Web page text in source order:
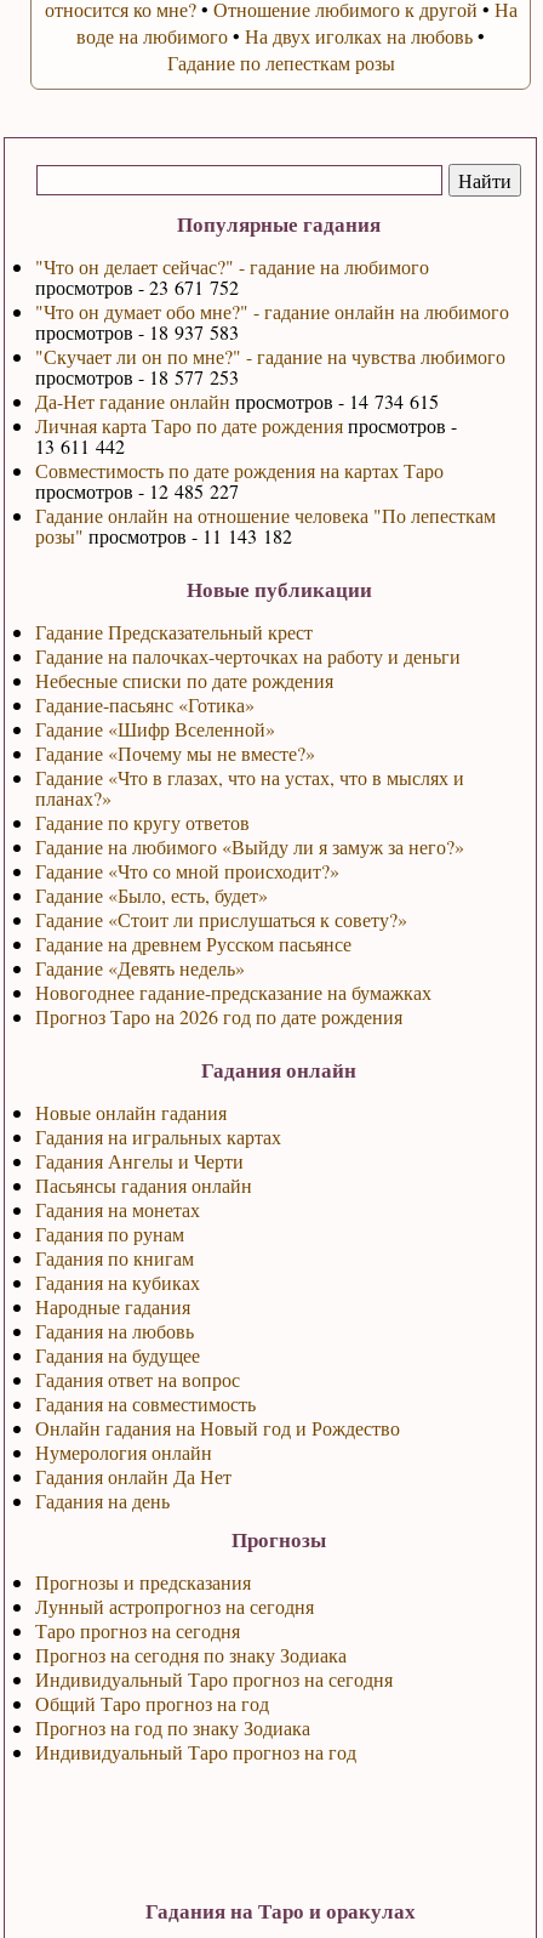
Популярные гадания
"Что он делает сейчас?" - гадание на любимого
просмотров - 23 671 752
"Что он думает обо мне?" - гадание онлайн на любимого
просмотров - 18 937 583
"Скучает ли он по мне?" - гадание на чувства любимого
просмотров - 18 577 253
Да-Нет гадание онлайн просмотров - 14 734 615
Личная карта Таро по дате рожденияпросмотров -
13 611 442
Совместимость по дате рождения на картах Таро
просмотров - 12 485 227
Гадание онлайн на отношение человека "По лепесткам
розы" просмотров - 11 143 182
Новые публикации
Гадание Предсказательный крест
Гадание на палочках-черточках на работу и деньги
Небесные списки по дате рождения
Гадание-пасьянс «Готика»
Гадание «Шифр Вселенной»
Гадание «Почему мы не вместе?»
Гадание «Что в глазах, что на устах, что в мыслях и
планах?»
Гадание по кругу ответов
Гадание на любимого «Выйду ли я замуж за него?»
Гадание «Что со мной происходит?»
Гадание «Было, есть, будет»
Гадание «Стоит ли прислушаться к совету?»
Гадание на древнем Русском пасьянсе
Гадание «Девять недель»
Новогоднее гадание-предсказание на бумажках
Прогноз Таро на 2026 год по дате рождения
Гадания онлайн
Новые онлайн гадания
Гадания на игральных картах
Гадания Ангелы и Черти
Пасьянсы гадания онлайн
Гадания на монетах
Гадания по рунам
Гадания по книгам
Гадания на кубиках
Народные гадания
Гадания на любовь
Гадания на будущее
Гадания ответ на вопрос
Гадания на совместимость
Онлайн гадания на Новый год и Рождество
Нумерология онлайн
Гадания онлайн Да Нет
Гадания на день
Прогнозы
Прогнозы и предсказания
Лунный астропрогноз на сегодня
Таро прогноз на сегодня
Прогноз на сегодня по знаку Зодиака
Индивидуальный Таро прогноз на сегодня
Общий Таро прогноз на год
Прогноз на год по знаку Зодиака
Индивидуальный Таро прогноз на год
относится ко мне?• Отношение любимого к другой • На
воде на любимого•На двух иголках на любовь•
Гадание по лепесткам розы
Гадания на Таро и оракулах